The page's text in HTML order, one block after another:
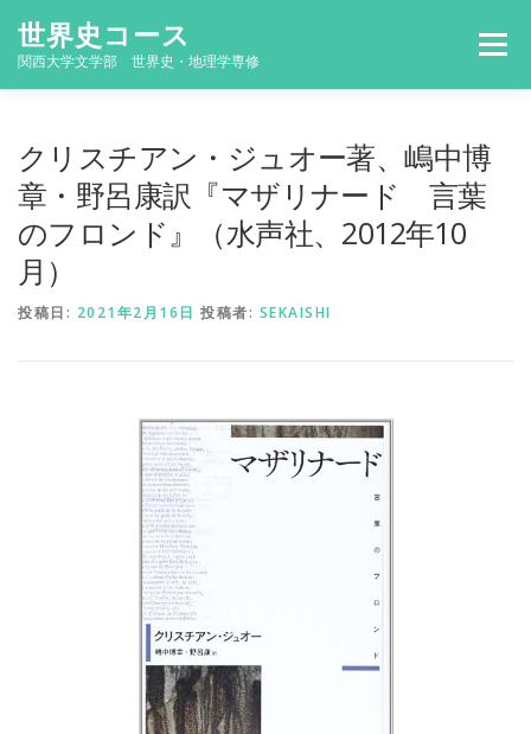
世界史コース
関西大学文学部 世界史・地理学専修
メニュー
研究活動 卒業論文 大学院 コンタクト
クリスチアン・ジュオー著、嶋中博
章・野呂康訳『マザリナード 言葉
のフロンド』（水声社、2012年10
月）
投稿日: 2021年2月16日 投稿者: SEKAISHI